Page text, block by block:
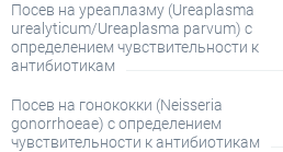
Посев на уреаплазму (Ureaplasma
urealyticum/Ureaplasma parvum) с
определением чувствительности к
антибиотикам
Посев на гонококки (Neisseria
gonorrhoeae) с определением
чувствительности к антибиотикам